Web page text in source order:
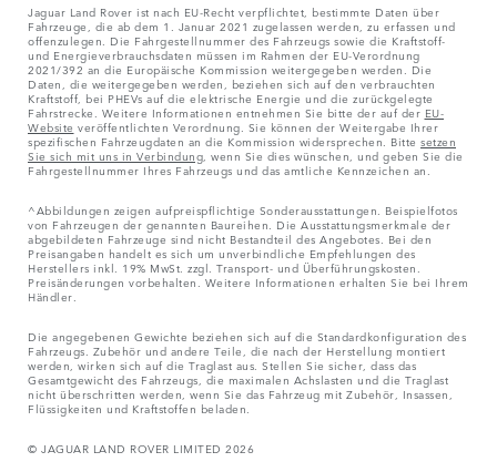
Jaguar Land Rover ist nach EU-Recht verpflichtet, bestimmte Daten über
Fahrzeuge, die ab dem 1. Januar 2021 zugelassen werden, zu erfassen und
offenzulegen. Die Fahrgestellnummer des Fahrzeugs sowie die Kraftstoff-
und Energieverbrauchsdaten müssen im Rahmen der EU-Verordnung
2021/392 an die Europäische Kommission weitergegeben werden. Die
Daten, die weitergegeben werden, beziehen sich auf den verbrauchten
Kraftstoff, bei PHEVs auf die elektrische Energie und die zurückgelegte
Fahrstrecke. Weitere Informationen entnehmen Sie bitte der auf der EU-
Website veröffentlichten Verordnung. Sie können der Weitergabe Ihrer
spezifischen Fahrzeugdaten an die Kommission widersprechen. Bitte setzen
Sie sich mit uns in Verbindung , wenn Sie dies wünschen, und geben Sie die
Fahrgestellnummer Ihres Fahrzeugs und das amtliche Kennzeichen an.
^Abbildungen zeigen aufpreispflichtige Sonderausstattungen. Beispielfotos
von Fahrzeugen der genannten Baureihen. Die Ausstattungsmerkmale der
abgebildeten Fahrzeuge sind nicht Bestandteil des Angebotes. Bei den
Preisangaben handelt es sich um unverbindliche Empfehlungen des
Herstellers inkl. 19% MwSt. zzgl. Transport- und Überführungskosten.
Preisänderungen vorbehalten. Weitere Informationen erhalten Sie bei Ihrem
Händler.
Die angegebenen Gewichte beziehen sich auf die Standardkonfiguration des
Fahrzeugs. Zubehör und andere Teile, die nach der Herstellung montiert
werden, wirken sich auf die Traglast aus. Stellen Sie sicher, dass das
Gesamtgewicht des Fahrzeugs, die maximalen Achslasten und die Traglast
nicht überschritten werden, wenn Sie das Fahrzeug mit Zubehör, Insassen,
Flüssigkeiten und Kraftstoffen beladen.
© JAGUAR LAND ROVER LIMITED 2026